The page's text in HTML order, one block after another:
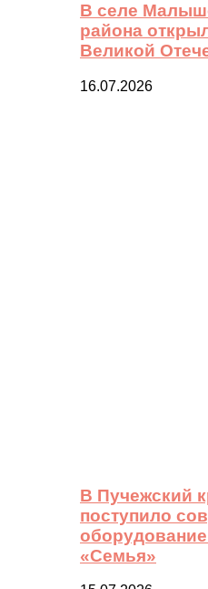
В селе
района
Великой
16.07.2026
В Пучежский
поступило
«Семья»